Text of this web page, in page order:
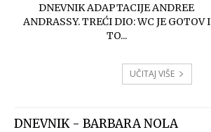
DNEVNIK ADAPTACIJE ANDREE
ANDRASSY. TREĆI DIO: WC JE GOTOV I
TO...
UČITAJ VIŠE
DNEVNIK - BARBARA NOLA